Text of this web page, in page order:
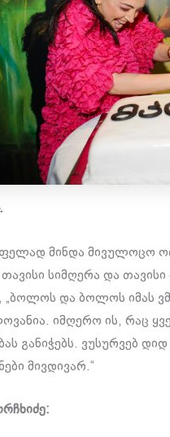
მინდა მივულოცო
სიმღერა და
„ბოლოს და ბოლოს იმას
იმღერო ის, რაც
განიჭებს. ვუსურვებ
მივდივარ.“